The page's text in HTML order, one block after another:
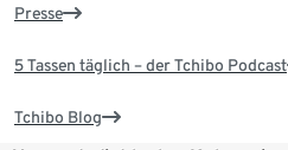
Presse
5 Tassen täglich – der Tchibo Podcast
Tchibo Blog